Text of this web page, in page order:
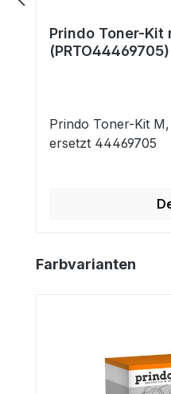
Prindo Toner-Kit
Prindo Toner-Kit
ersetzt 44469705
Produktgalerie
Farbvarianten